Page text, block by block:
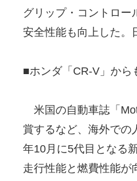
グリップ・コントロー
安全性能も向上した。
■ホンダ「CR-V」か
米国の自動車誌「
賞するなど、海外での
年10月に5代目となる
走行性能と燃費性能が